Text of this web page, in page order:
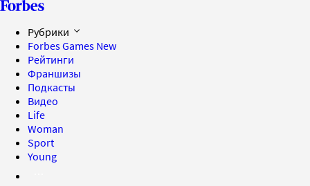
Рубрики
Forbes Games New
Рейтинги
Франшизы
Подкасты
Видео
Life
Woman
Sport
Young